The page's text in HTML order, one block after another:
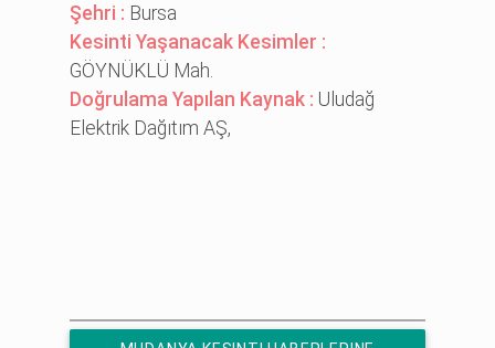
Şehri : Bursa
Kesinti Yaşanacak Kesimler :
GÖYNÜKLÜ Mah.
Doğrulama Yapılan Kaynak : Uludağ
Elektrik Dağıtım AŞ,